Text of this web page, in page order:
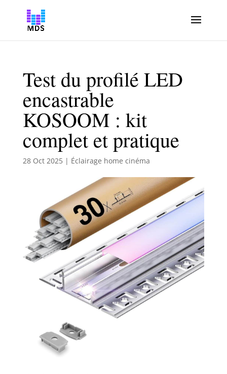
Test du profilé LED
encastrable
KOSOOM : kit
complet et pratique
28 Oct 2025| Éclairage home cinéma